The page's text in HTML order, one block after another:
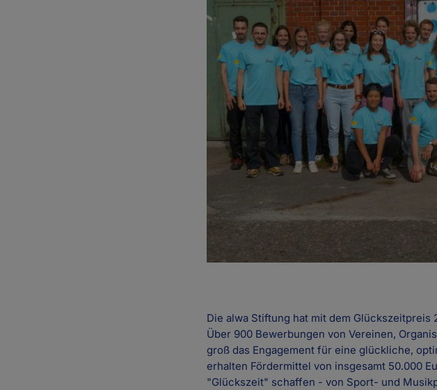
Die alwa Stiftung hat mit dem
Über 900 Bewerbungen von Vereinen,
groß das Engagement für eine glückliche,
erhalten Fördermittel von insgesamt 50.000
"Glückszeit" schaffen - von Sport- und